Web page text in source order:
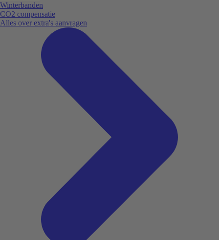
Winterbanden
CO2 compensatie
Alles over extra's aanvragen